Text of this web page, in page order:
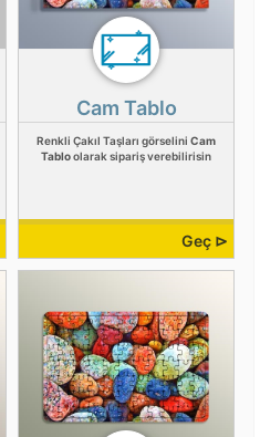
Cam Tablo
Renkli Çakıl Taşları görselini Cam
Tabloolarak sipariş verebilirisin
Geç ⊳